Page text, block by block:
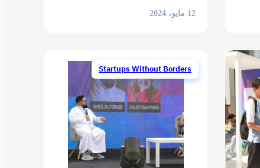
12 مايو، 2024
Startups Without Borders